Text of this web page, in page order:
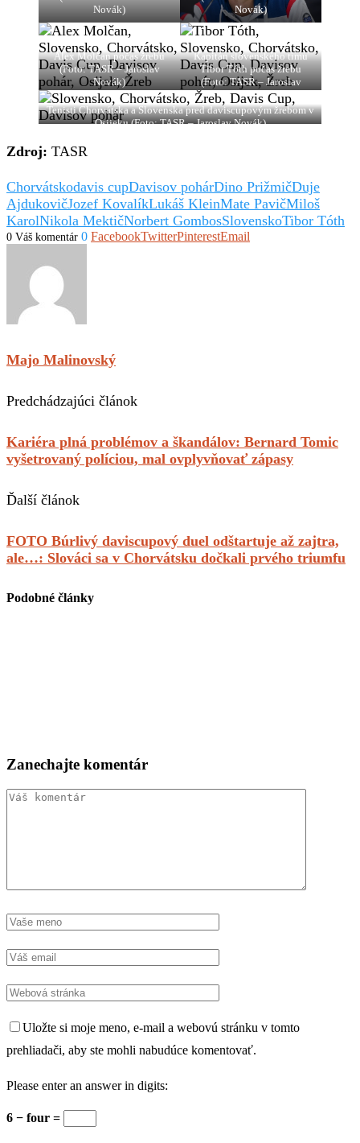
Novák)
Novák)
Alex Molčan počas žrebu
(Foto: TASR – Jaroslav
Novák)
Kapitán slovenského tímu
Tibor Tóth počas žrebu
(Foto: TASR – Jaroslav
Novák)
Tenisti Chorvátska a Slovenska pred daviscupovým žrebom v
Osijeku (Foto: TASR – Jaroslav Novák)
Zdroj: TASR
Chorvátskodavis cupDavisov pohárDino PrižmičDuje
AjdukovičJozef KovalíkLukáš KleinMate PavičMiloš
KarolNikola MektičNorbert GombosSlovenskoTibor Tóth
0 Váš komentár 0 FacebookTwitterPinterestEmail
Majo Malinovský
Predchádzajúci článok
Kariéra plná problémov a škandálov: Bernard Tomic
vyšetrovaný políciou, mal ovplyvňovať zápasy
Ďalší článok
FOTO Búrlivý daviscupový duel odštartuje až zajtra,
ale…: Slováci sa v Chorvátsku dočkali prvého triumfu
Podobné články
Zanechajte komentár
Uložte si moje meno, e-mail a webovú stránku v tomto
prehliadači, aby ste mohli nabudúce komentovať.
Please enter an answer in digits:
6 − four =